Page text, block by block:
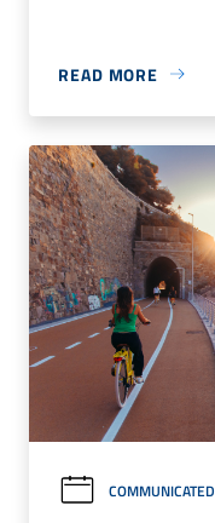
READ MORE
COMMUNICATED